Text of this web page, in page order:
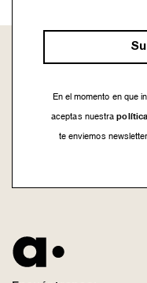
En el momento en que
aceptas nuestra
te enviemos
left